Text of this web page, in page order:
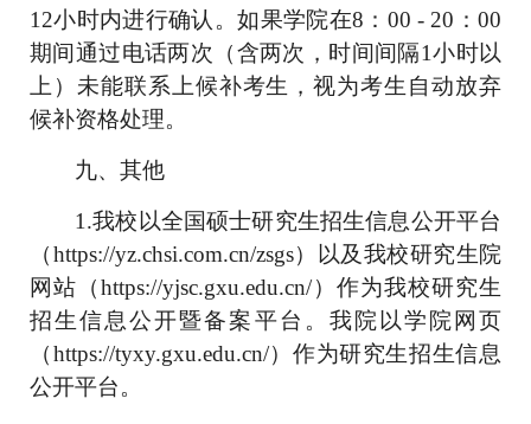
12小时内进行确认。如果学院在8 ： 00 - 20 ：00
期间通过电话两次（含两次，时间间隔1小时以
上）未能联系上候补考生，视为考生自动放弃
候补资格处理。
九、其他
1.我校以全国硕士研究生招生信息公开平台
（https://yz.chsi.com.cn/zsgs）以及我校研究生院
网站（https://yjsc.gxu.edu.cn/）作为我校研究生
招生信息公开暨备案平台。 我院以学院网页
（https://tyxy.gxu.edu.cn/）作为研究生招生信息
公开平台。